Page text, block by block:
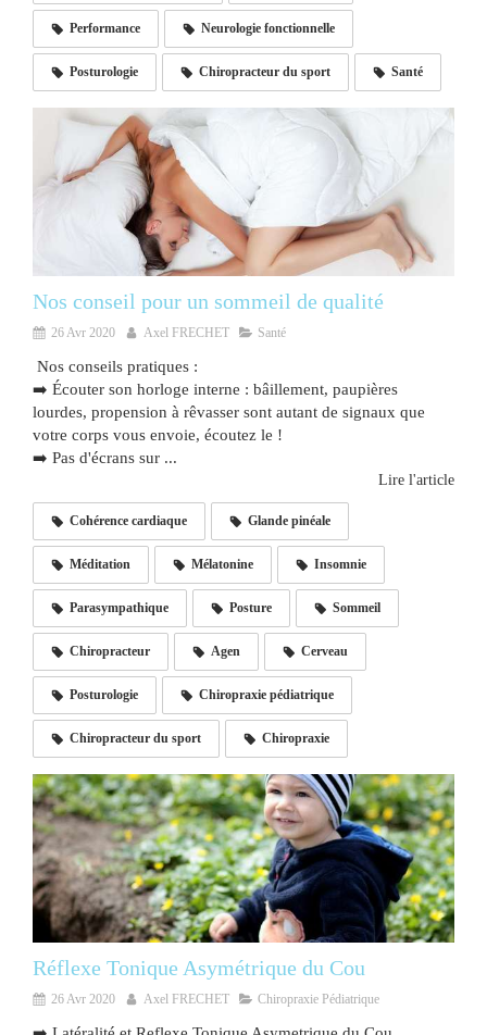
Performance Neurologie fonctionnelle
Posturologie Chiropracteur du sport Santé
Nos conseil pour un sommeil de qualité
26 Avr 2020 Axel FRECHET Santé
Nos conseils pratiques :
➡️ Écouter son horloge interne : bâillement, paupières
lourdes, propension à rêvasser sont autant de signaux que
votre corps vous envoie, écoutez le !
➡️ Pas d'écrans sur ...
Lire l'article
Cohérence cardiaque Glande pinéale
Méditation Mélatonine Insomnie
Parasympathique Posture Sommeil
Chiropracteur Agen Cerveau
Posturologie Chiropraxie pédiatrique
Chiropracteur du sport Chiropraxie
Réflexe Tonique Asymétrique du Cou
26 Avr 2020 Axel FRECHET Chiropraxie Pédiatrique